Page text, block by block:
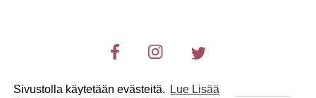
Sivustolla käytetään evästeitä. Lue Lisää